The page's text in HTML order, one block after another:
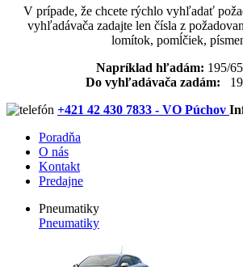
V prípade, že chcete rýchlo vyhľadať
vyhľadávača zadajte len čísla z
lomítok, pomĺčiek,
Napríklad hľadám: 195/
Do vyhľadávača zadám:
+421 42 430 7833 - VO Púchov
Poradňa
O nás
Kontakt
Predajne
Pneumatiky
Pneumatiky